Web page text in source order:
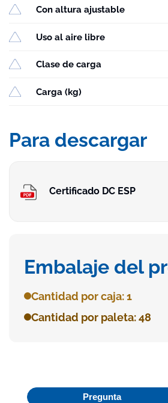
Con altura ajustable
Uso al aire libre
Clase de carga
Carga (kg)
Para descargar
Certificado DC ESP
Embalaje del
Cantidad por caja: 1
Cantidad por paleta: 48
Pregunta